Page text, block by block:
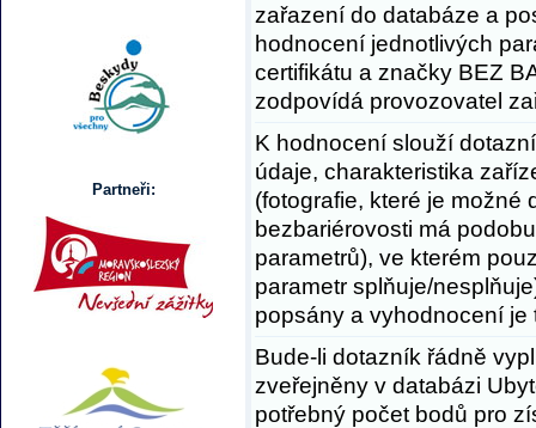
Partneři:
zařazení do databáze a
hodnocení jednotlivých
certifikátu a značky BEZ
zodpovídá provozovatel
K hodnocení slouží
údaje, charakteristika
(fotografie, které je možné
bezbariérovosti má
parametrů), ve kterém
parametr splňuje/
popsány a vyhodnocení je
Bude-li dotazník řádně
zveřejněny v databázi
potřebný počet bodů pro